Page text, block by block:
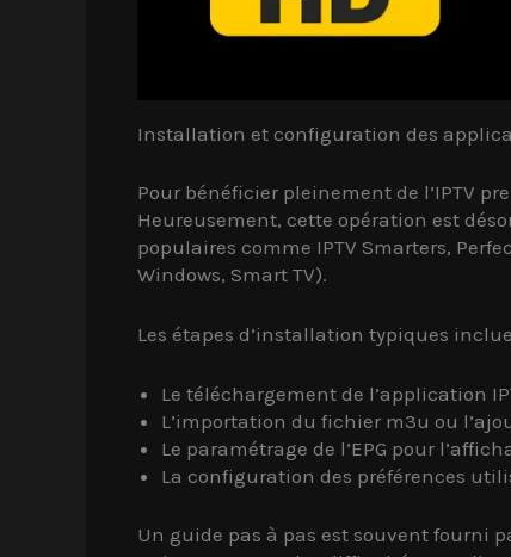
Installation et configuration des
Pour bénéficier pleinement de l’IPTV
Heureusement, cette opération est
populaires comme IPTV Smarters,
Windows, Smart TV).
Les étapes d’installation typiques
Le téléchargement de l’application
L’importation du fichier m3u ou
Le paramétrage de l’EPG pour
La configuration des préférences
Un guide pas à pas est souvent fourni